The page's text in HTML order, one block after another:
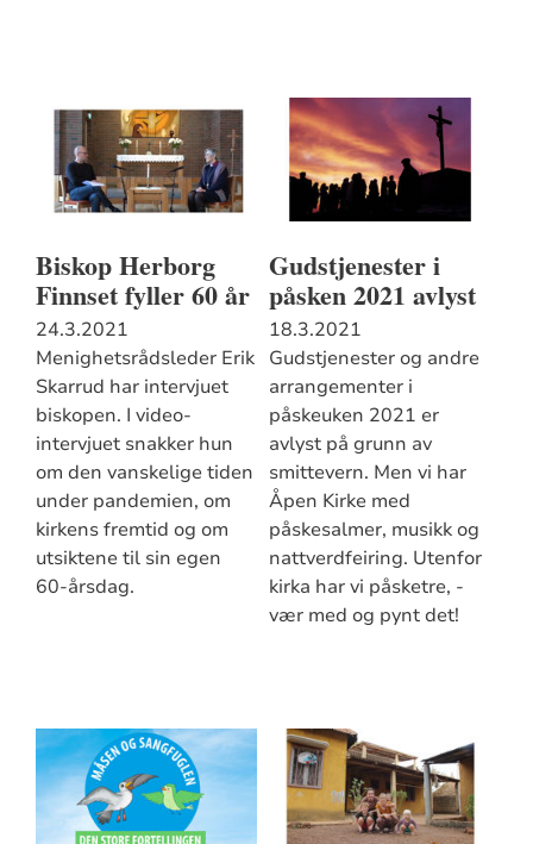
Biskop Herborg
Finnset fyller 60 år
24.3.2021
Menighetsrådsleder Erik
Skarrud har intervjuet
biskopen. I video-
intervjuet snakker hun
om den vanskelige tiden
under pandemien, om
kirkens fremtid og om
utsiktene til sin egen
60-årsdag.
Gudstjenester i
påsken 2021 avlyst
18.3.2021
Gudstjenester og andre
arrangementer i
påskeuken 2021 er
avlyst på grunn av
smittevern. Men vi har
Åpen Kirke med
påskesalmer, musikk og
nattverdfeiring. Utenfor
kirka har vi påsketre, -
vær med og pynt det!